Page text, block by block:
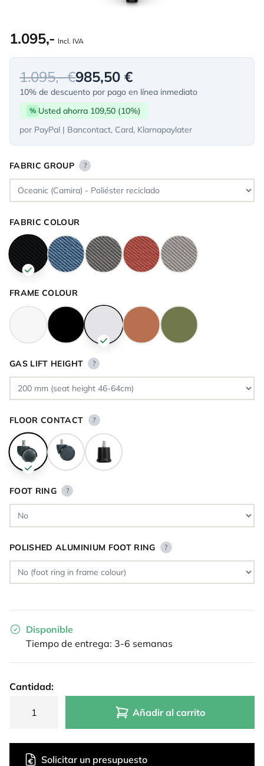
1.095,- Incl. IVA
1.095,- €985,50 €
10% de descuento por pago en línea inmediato
% Usted ahorra 109,50 (10%)
por PayPal | Bancontact, Card, Klarnapaylater
FABRIC GROUP ?
FABRIC COLOUR
FRAME COLOUR
GAS LIFT HEIGHT ?
FLOOR CONTACT ?
FOOT RING ?
POLISHED ALUMINIUM FOOT RING ?
Disponible
Tiempo de entrega: 3-6 semanas
Cantidad:
Añadir al carrito
Solicitar un presupuesto